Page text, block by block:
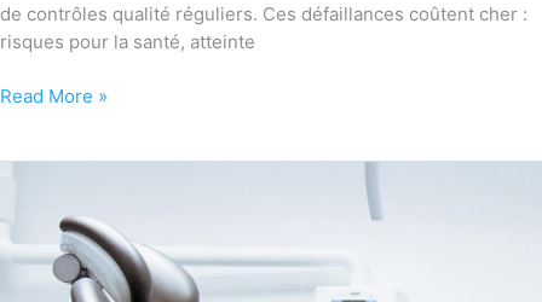
de contrôles qualité réguliers. Ces défaillances coûtent cher :
risques pour la santé, atteinte
Read More »
milieux
sensibles